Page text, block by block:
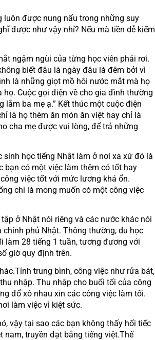
được như vậy nhỉ? Nếu mà tiền dễ kiếm
biết đâu là ngày đâu là đêm bởi vì
là những giọt mồ hôi nước mắt mà họ
Cuộc gọi điện về cho gia đình thường
lắm ba mẹ ạ.” Kết thúc một cuộc điện
là họ thèm ăn món ăn việt hay chỉ là
cha mẹ được vui lòng, để trả những
bạn có một việc làm thêm có tốt hay
việc tốt với mức lương khá ổn.
chi là mong muốn có một công việc
phủ Nhật. Thông thường, du học
làm 28 tiếng 1 tuần, tương đương với
giờ quy định trên.
nhập. Thu nhập cho buổi tối của công
đổ xô nhau xin các công việc làm tối.
làm việc vì kiệt sức.
truyền đạt bằng tiếng việt.Thế